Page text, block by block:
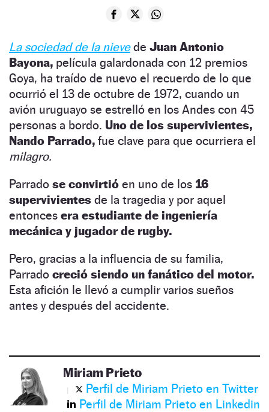
La sociedad de la nievede Juan Antonio
Bayona, película galardonada con 12 premios
Goya, ha traído de nuevo el recuerdo de lo que
ocurrió el 13 de octubre de 1972, cuando un
avión uruguayo se estrelló en los Andes con 45
personas a bordo. Uno de los supervivientes,
Nando Parrado, fue clave para que ocurriera el
milagro.
Parrado se convirtió en uno de los 16
supervivientes de la tragedia y por aquel
entonces era estudiante de ingeniería
mecánica y jugador de rugby.
Pero, gracias a la influencia de su familia,
Parrado creció siendo un fanático del motor.
Esta afición le llevó a cumplir varios sueños
antes y después del accidente.
Miriam Prieto
Perfil de Miriam Prieto en Twitter
Perfil de Miriam Prieto en Linkedin